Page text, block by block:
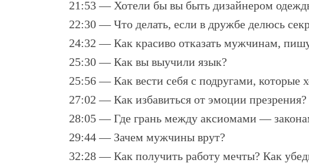
21:53 — Хотели бы вы быть дизайнером
22:30 — Что делать, если в дружбе делюсь
24:32 — Как красиво отказать мужчинам,
25:30 — Как вы выучили язык?
25:56 — Как вести себя с подругами, которые
27:02 — Как избавиться от эмоции презрения?
28:05 — Где грань между аксиомами —
29:44 — Зачем мужчины врут?
32:28 — Как получить работу мечты? Как